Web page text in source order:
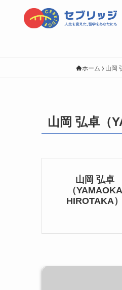
ホーム 山岡
山岡 弘卓（
山岡 弘卓
（YAMAOKA
HIROTAKA）